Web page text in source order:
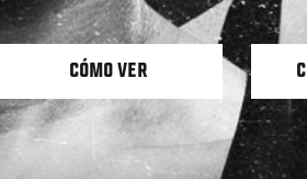
CÓMO VER